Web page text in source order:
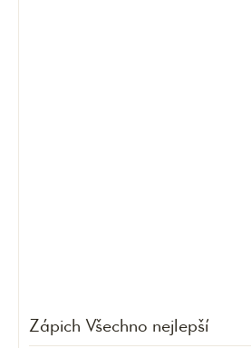
Zápich Všechno nejlepší